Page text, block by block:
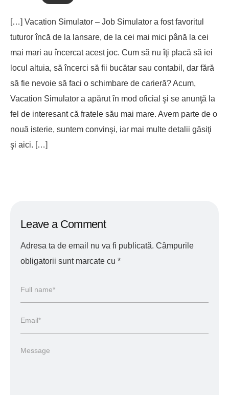
[…] Vacation Simulator – Job Simulator a fost favoritul
tuturor încă de la lansare, de la cei mai mici până la cei
mai mari au încercat acest joc. Cum să nu îţi placă să iei
locul altuia, să încerci să fii bucătar sau contabil, dar fără
să fie nevoie să faci o schimbare de carieră? Acum,
Vacation Simulator a apărut în mod oficial şi se anunţă la
fel de interesant că fratele său mai mare. Avem parte de o
nouă isterie, suntem convinşi, iar mai multe detalii găsiţi
şi aici. […]
Leave a Comment
Adresa ta de email nu va fi publicată. Câmpurile
obligatorii sunt marcate cu *